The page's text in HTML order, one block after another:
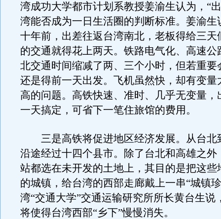
湾成功大学都市计划系教授姜渝生认为，“
湾能否成为一日生活圈的判断标准。姜渝生
十年前，出差往返台湾南北，老板得给三天
的交通就得花上两天。铁路电气化、高速公
北交通时间缩减了两、三个小时，但若重要
还是得前一天出发。飞机虽然快，却有变量
高的问题。高铁快速、准时、几乎无变量，
一天搞定，可省下一笔住旅馆的费用。
三是高铁将促进地区经济发展。从台北
沿途经过十四个县市。除了台北和高雄之外
站都选在未开发的土地上，其目的是把这些
的城镇，给台湾的西部走廊戴上一串“城镇
湾“交通大学”交通运输研究所所长黄台生说
将使得台湾西部“乡下”慢慢消失。